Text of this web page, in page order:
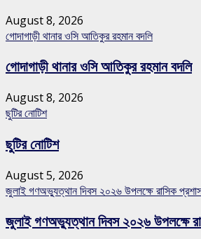
August 8, 2026
গোদাগাড়ী থানার ওসি আতিকুর রহমান বদলি
গোদাগাড়ী থানার ওসি আতিকুর রহমান বদলি
August 8, 2026
ছুটির নোটিশ
ছুটির নোটিশ
August 5, 2026
জুলাই গণঅভ্যুত্থান দিবস ২০২৬ উপলক্ষে রাসিক
জুলাই গণঅভ্যুত্থান দিবস ২০২৬ উপলক্ষে